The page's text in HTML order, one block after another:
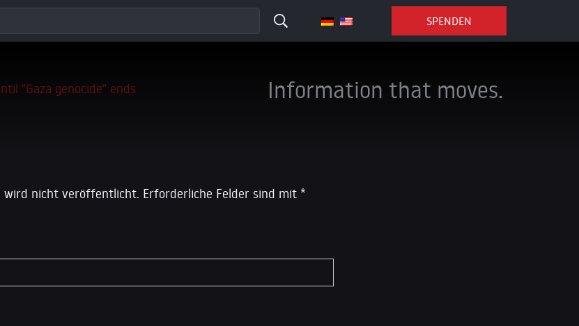
SPENDEN
Information that moves.
wird nicht veröffentlicht. Erforderliche Felder sind mit *